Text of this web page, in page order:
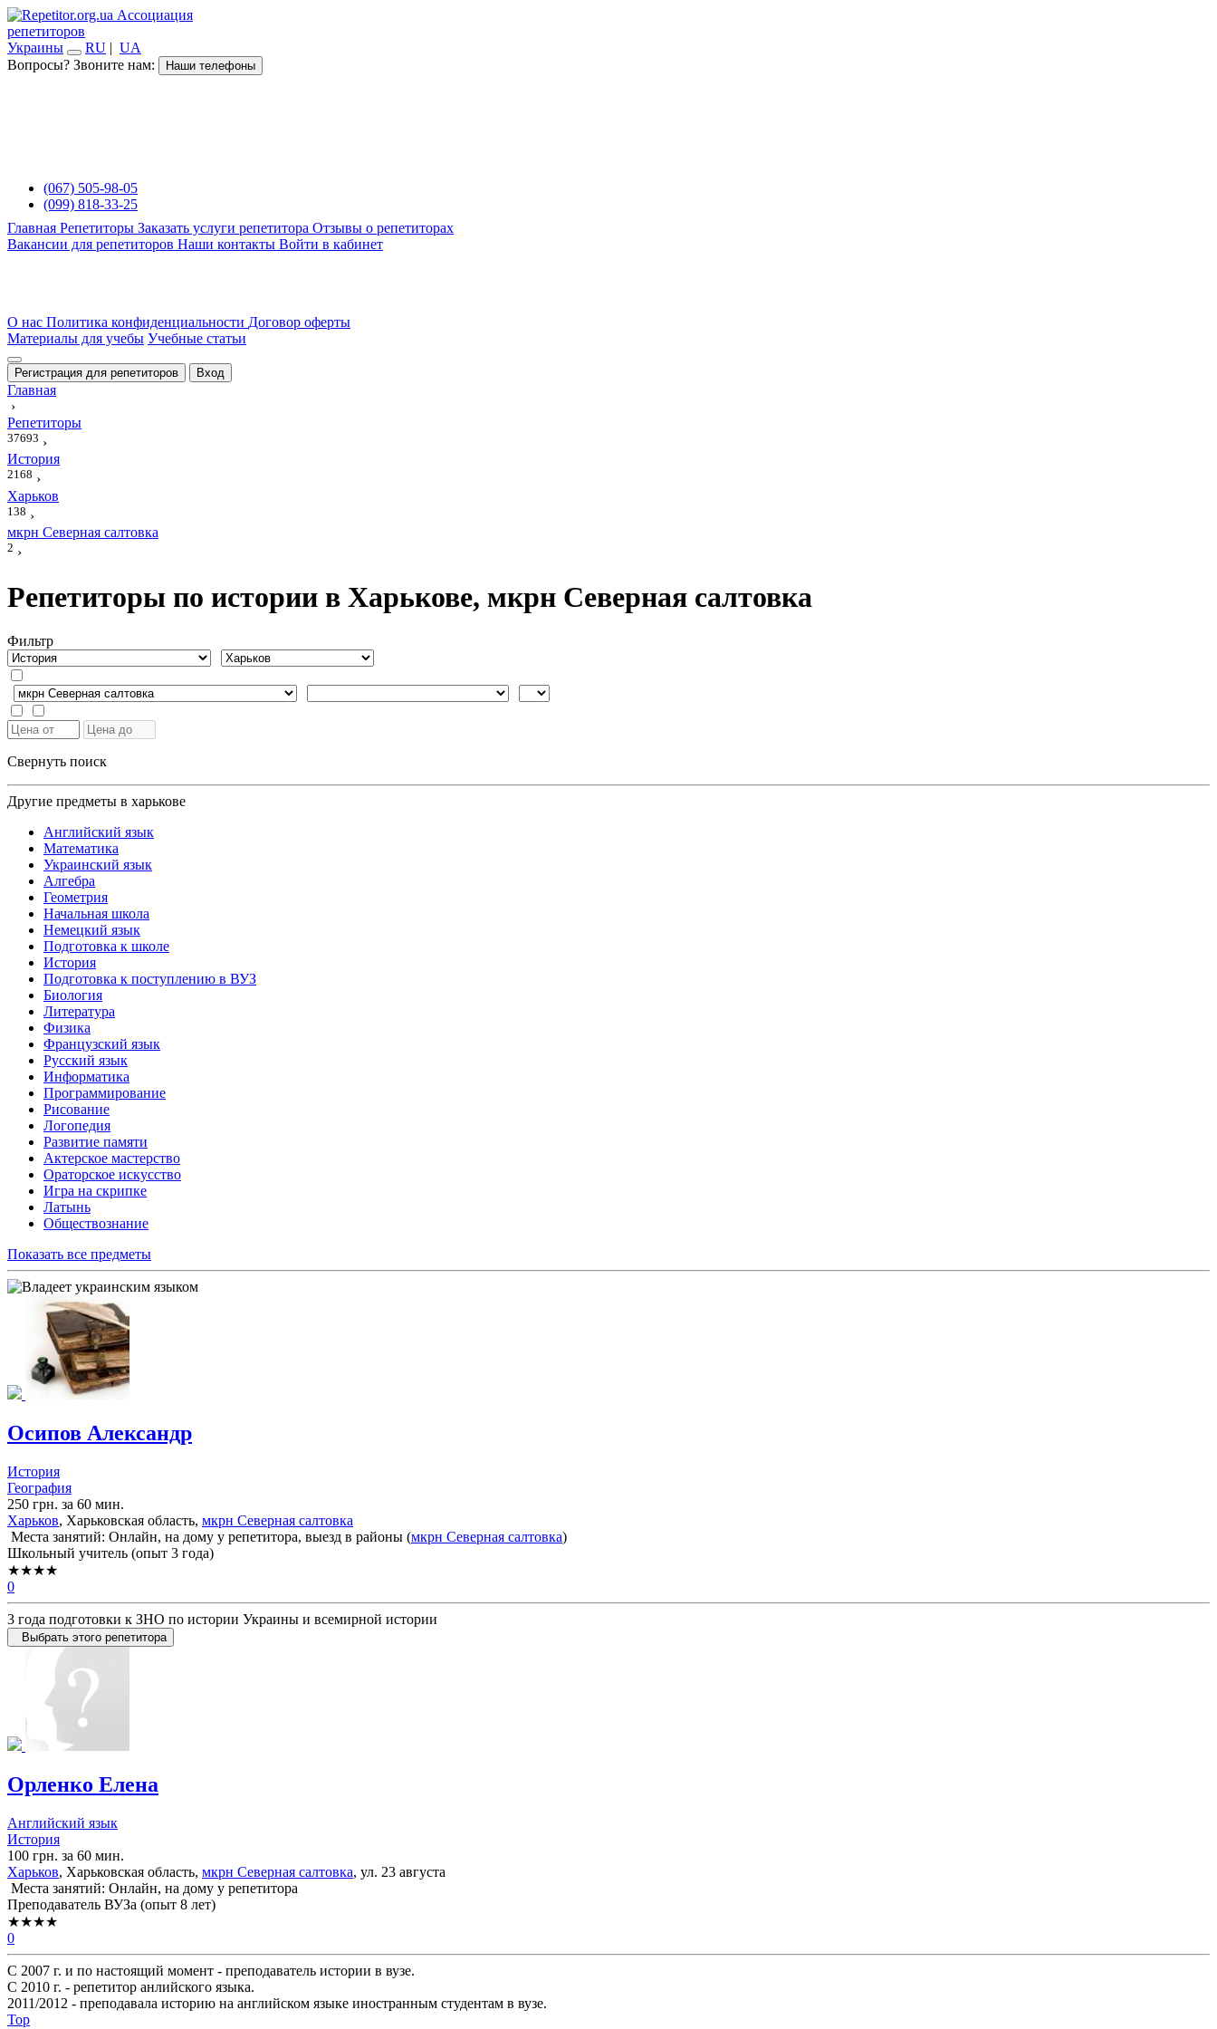
Ассоциация
репетиторов
Украины
RU | UA
Вопросы? Звоните нам:
Наши телефоны
(067) 505-98-05
(099) 818-33-25
Главная Репетиторы Заказать услуги репетитора Отзывы о репетиторах
Вакансии для репетиторов Наши контакты Войти в кабинет
О нас Политика конфиденциальности Договор оферты
Материалы для учебы Учебные статьи
Регистрация для репетиторов Вход
Главная
›
Репетиторы
37693 ›
История
2168 ›
Харьков
138 ›
мкрн Северная салтовка
2 ›
Репетиторы по истории в Харькове, мкрн Северная салтовка
Фильтр
Свернуть поиск
Другие предметы в харькове
Английский язык
Математика
Украинский язык
Алгебра
Геометрия
Начальная школа
Немецкий язык
Подготовка к школе
История
Подготовка к поступлению в ВУЗ
Биология
Литература
Физика
Французский язык
Русский язык
Информатика
Программирование
Рисование
Логопедия
Развитие памяти
Актерское мастерство
Ораторское искусство
Игра на скрипке
Латынь
Обществознание
Показать все предметы
Осипов Александр
История
География
250 грн. за 60 мин.
Харьков, Харьковская область, мкрн Северная салтовка
Места занятий: Онлайн, на дому у репетитора, выезд в районы (мкрн Северная салтовка)
Школьный учитель (опыт 3 года)
★★★★
0
3 года подготовки к ЗНО по истории Украины и всемирной истории
Выбрать этого репетитора
Орленко Елена
Английский язык
История
100 грн. за 60 мин.
Харьков, Харьковская область, мкрн Северная салтовка, ул. 23 августа
Места занятий: Онлайн, на дому у репетитора
Преподаватель ВУЗа (опыт 8 лет)
★★★★
0
С 2007 г. и по настоящий момент - преподаватель истории в вузе.
С 2010 г. - репетитор анлийского языка.
2011/2012 - преподавала историю на английском языке иностранным студентам в вузе.
Top